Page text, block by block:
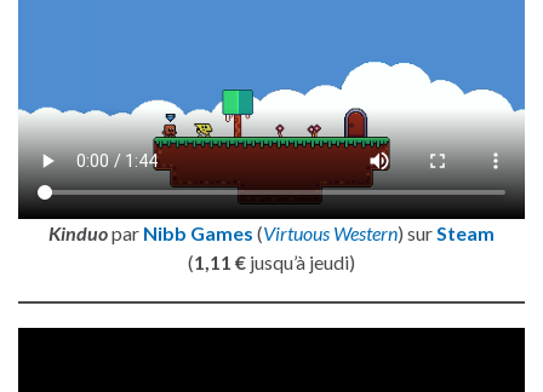
Kinduopar Nibb Games (Virtuous Western) surSteam
(1,11 € jusqu’à jeudi)